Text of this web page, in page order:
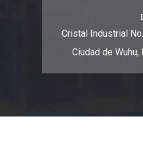
Cristal Industrial
Ciudad de Wuhu,